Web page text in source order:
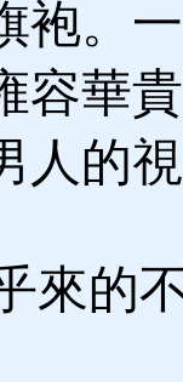
袍。
容華
人的
來的